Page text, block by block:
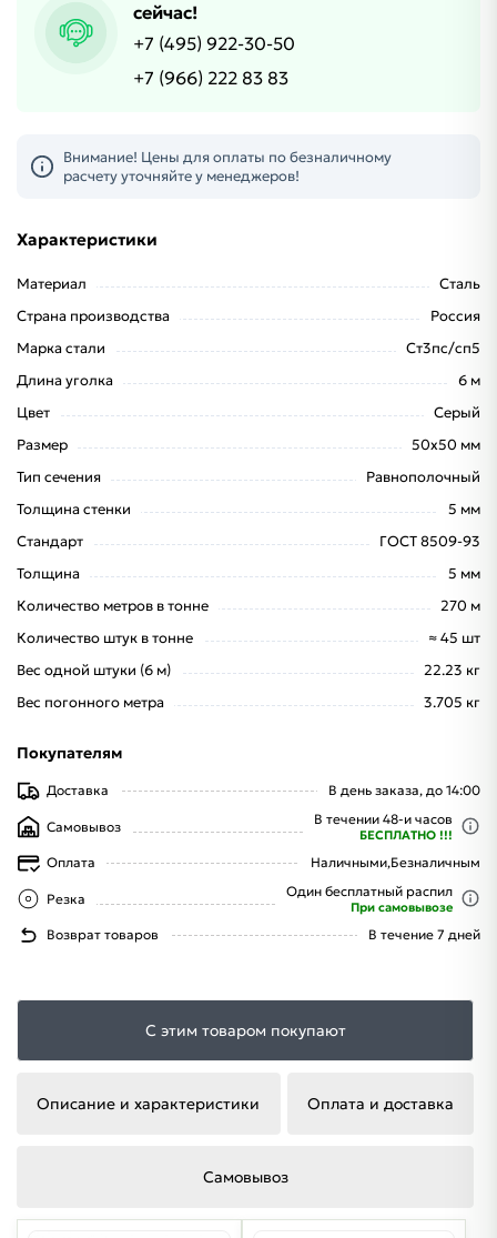
сейчас!
+7 (495) 922-30-50
+7 (966) 222 83 83
Внимание! Цены для оплаты по безналичному
расчету уточняйте у менеджеров!
Характеристики
Материал
Сталь
Страна производства
Россия
Марка стали
Ст3пс/сп5
Длина уголка
6 м
Цвет
Серый
Размер
50х50 мм
Тип сечения
Равнополочный
Толщина стенки
5 мм
Стандарт
ГОСТ 8509-93
Толщина
5 мм
Количество метров в тонне
270 м
Количество штук в тонне
≈ 45 шт
Вес одной штуки (6 м)
22.23 кг
Вес погонного метра
3.705 кг
Покупателям
Доставка В день заказа, до 14:00
Самовывоз В течении 48-и часов
БЕСПЛАТНО !!!
Оплата Наличными,Безналичным
Резка Один бесплатный распил
При самовывозе
Возврат товаров В течение 7 дней
С этим товаром покупают
Описание и характеристики Оплата и доставка
Самовывоз